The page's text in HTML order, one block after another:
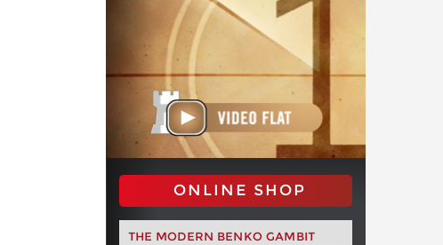
ONLINE SHOP
THE MODERN BENKO GAMBIT